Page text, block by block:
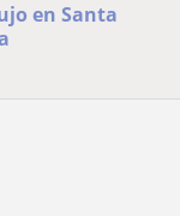
en Santa